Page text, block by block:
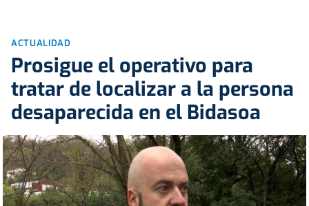
ACTUALIDAD
Prosigue el operativo para
tratar de localizar a la persona
desaparecida en el Bidasoa